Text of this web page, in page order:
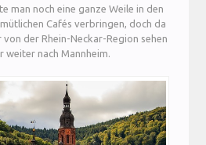
man noch eine ganze Weile in den
Cafés verbringen, doch da
der Rhein-Neckar-Region sehen
weiter nach Mannheim.